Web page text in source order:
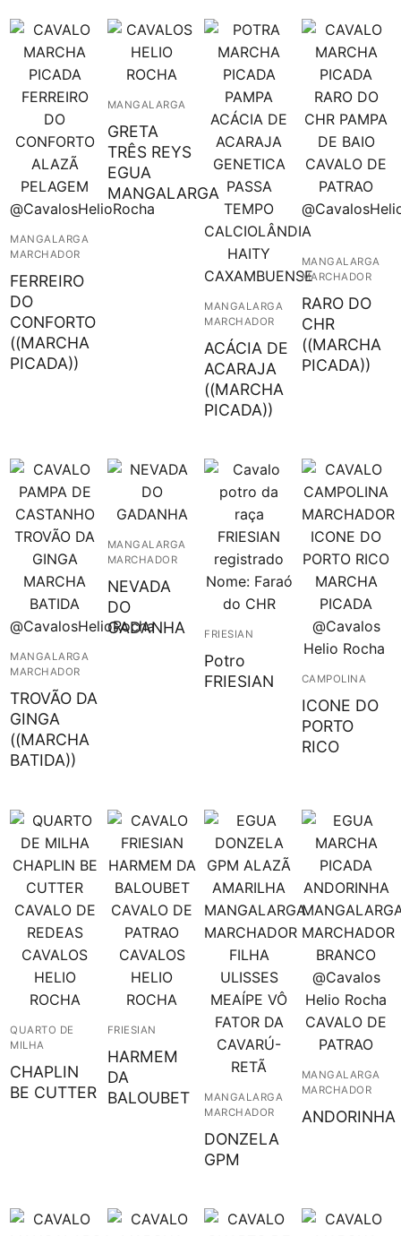
MANGALARGA
MARCHADOR
FERREIRO
DO
CONFORTO
((MARCHA
PICADA))
MANGALARGA
GRETA
TRÊS REYS
EGUA
MANGALARGA
MANGALARGA
MARCHADOR
ACÁCIA DE
ACARAJA
((MARCHA
PICADA))
MANGALARGA
MARCHADOR
RARO DO
CHR
((MARCHA
PICADA))
MANGALARGA
MARCHADOR
TROVÃO DA
GINGA
((MARCHA
BATIDA))
MANGALARGA
MARCHADOR
NEVADA
DO
GADANHA
FRIESIAN
Potro
FRIESIAN
CAMPOLINA
ICONE DO
PORTO
RICO
QUARTO DE
MILHA
CHAPLIN
BE CUTTER
FRIESIAN
HARMEM
DA
BALOUBET
MANGALARGA
MARCHADOR
DONZELA
GPM
MANGALARGA
MARCHADOR
ANDORINHA